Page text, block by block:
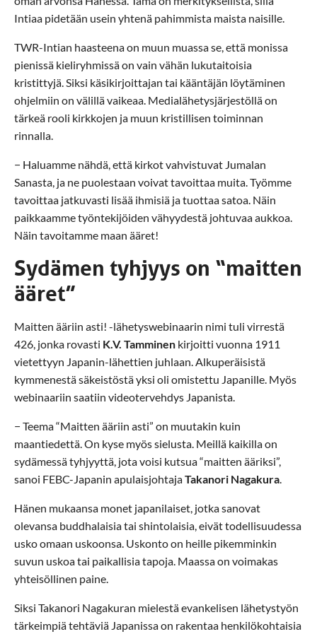
Intiaa pidetään usein yhtenä pahimmista maista naisille.
TWR-Intian haasteena on muun muassa se, että monissa
pienissä kieliryhmissä on vain vähän lukutaitoisia
kristittyjä. Siksi käsikirjoittajan tai kääntäjän löytäminen
ohjelmiin on välillä vaikeaa. Medialähetysjärjestöllä on
tärkeä rooli kirkkojen ja muun kristillisen toiminnan
rinnalla.
− Haluamme nähdä, että kirkot vahvistuvat Jumalan
Sanasta, ja ne puolestaan voivat tavoittaa muita. Työmme
tavoittaa jatkuvasti lisää ihmisiä ja tuottaa satoa. Näin
paikkaamme työntekijöiden vähyydestä johtuvaa aukkoa.
Näin tavoitamme maan ääret!
Sydämen tyhjyys on “maitten
ääret”
Maitten ääriin asti! -lähetyswebinaarin nimi tuli virrestä
426, jonka rovasti K.V. Tamminen kirjoitti vuonna 1911
vietettyyn Japanin-lähettien juhlaan. Alkuperäisistä
kymmenestä säkeistöstä yksi oli omistettu Japanille. Myös
webinaariin saatiin videotervehdys Japanista.
− Teema “Maitten ääriin asti” on muutakin kuin
maantiedettä. On kyse myös sielusta. Meillä kaikilla on
sydämessä tyhjyyttä, jota voisi kutsua “maitten ääriksi”,
sanoi FEBC-Japanin apulaisjohtajaTakanori Nagakura.
Hänen mukaansa monet japanilaiset, jotka sanovat
olevansa buddhalaisia tai shintolaisia, eivät todellisuudessa
usko omaan uskoonsa. Uskonto on heille pikemminkin
suvun uskoa tai paikallisia tapoja. Maassa on voimakas
yhteisöllinen paine.
Siksi Takanori Nagakuran mielestä evankelisen lähetystyön
tärkeimpiä tehtäviä Japanissa on rakentaa henkilökohtaisia